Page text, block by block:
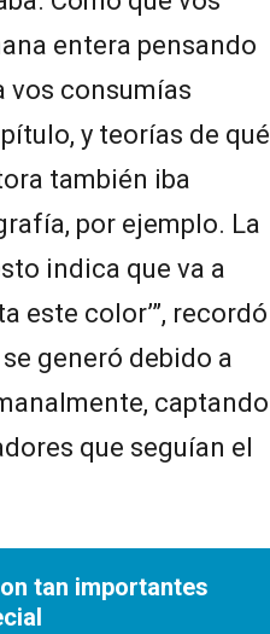
entera pensando
vos consumías
y teorías de qué
también iba
por ejemplo. La
indica que va a
este color’”, recordó
generó debido a
captando
que seguían el
tan importantes